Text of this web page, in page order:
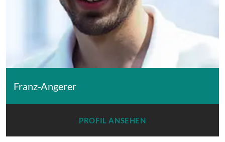
Franz-Angerer
PROFIL ANSEHEN